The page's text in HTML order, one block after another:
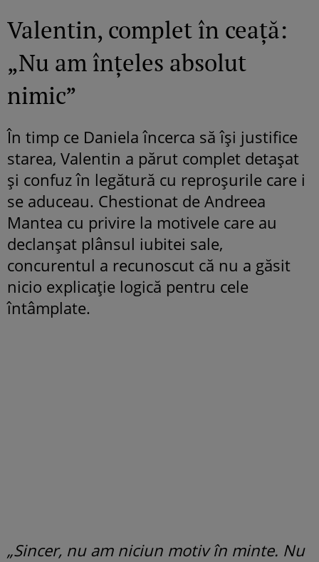
Valentin, complet în ceață:
„Nu am înțeles absolut
nimic”
În timp ce Daniela încerca să își justifice
starea, Valentin a părut complet detașat
și confuz în legătură cu reproșurile care i
se aduceau. Chestionat de Andreea
Mantea cu privire la motivele care au
declanșat plânsul iubitei sale,
concurentul a recunoscut că nu a găsit
nicio explicație logică pentru cele
întâmplate.
„Sincer, nu am niciun motiv în minte. Nu